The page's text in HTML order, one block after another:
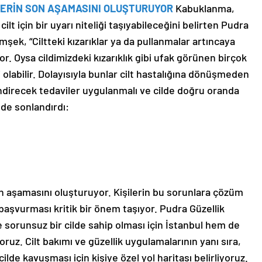
SON AŞAMASINI OLUŞTURUYOR Kabuklanma,
cilt için bir uyarı niteliği taşıyabileceğini belirten Pudra
“Ciltteki kızarıklar ya da pullanmalar artıncaya
Oysa cildimizdeki kızarıklık gibi ufak görünen birçok
Dolayısıyla bunlar cilt hastalığına dönüşmeden
tedaviler uygulanmalı ve cilde doğru oranda
sonlandırdı:
oluşturuyor. Kişilerin bu sorunlara çözüm
kritik bir önem taşıyor. Pudra Güzellik
bir cilde sahip olması için İstanbul hem de
Cilt bakımı ve güzellik uygulamalarının yanı sıra,
kavuşması için kişiye özel yol haritası belirliyoruz.